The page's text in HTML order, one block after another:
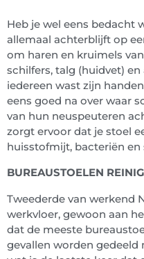
Heb je wel eens bedacht
allemaal achterblijft op
om haren en kruimels
schilfers, talg (huidvet)
iedereen wast zijn
eens goed na over waar
van hun neuspeuteren
zorgt ervoor dat je stoel
huisstofmijt, bacteriën en
BUREAUSTOELEN
Tweederde van werkend
werkvloer, gewoon aan
dat de meeste
gevallen worden gedeeld